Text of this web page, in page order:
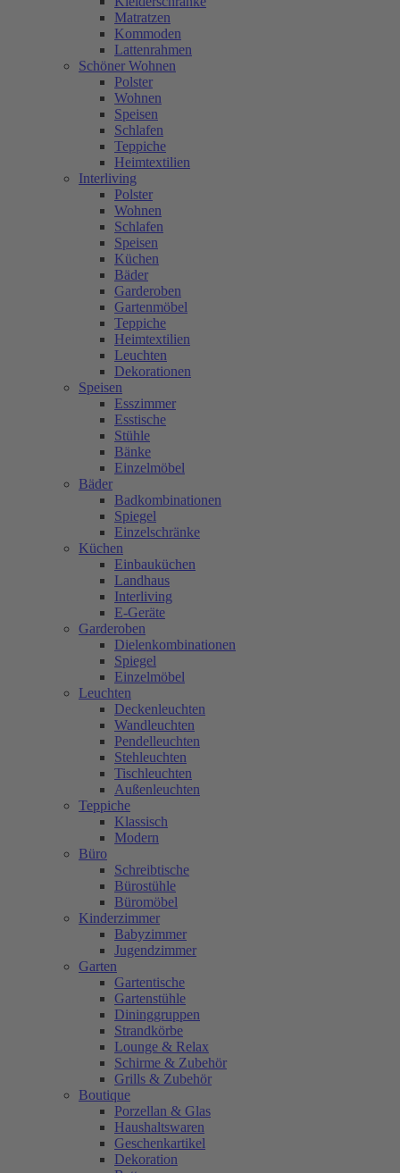
Matratzen
Kommoden
Lattenrahmen
Schöner Wohnen
Polster
Wohnen
Speisen
Schlafen
Teppiche
Heimtextilien
Interliving
Polster
Wohnen
Schlafen
Speisen
Küchen
Bäder
Garderoben
Gartenmöbel
Teppiche
Heimtextilien
Leuchten
Dekorationen
Speisen
Esszimmer
Esstische
Stühle
Bänke
Einzelmöbel
Bäder
Badkombinationen
Spiegel
Einzelschränke
Küchen
Einbauküchen
Landhaus
Interliving
E-Geräte
Garderoben
Dielenkombinationen
Spiegel
Einzelmöbel
Leuchten
Deckenleuchten
Wandleuchten
Pendelleuchten
Stehleuchten
Tischleuchten
Außenleuchten
Teppiche
Klassisch
Modern
Büro
Schreibtische
Bürostühle
Büromöbel
Kinderzimmer
Babyzimmer
Jugendzimmer
Garten
Gartentische
Gartenstühle
Dininggruppen
Strandkörbe
Lounge & Relax
Schirme & Zubehör
Grills & Zubehör
Boutique
Porzellan & Glas
Haushaltswaren
Geschenkartikel
Dekoration